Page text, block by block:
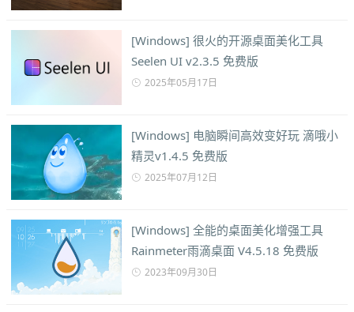
[Windows] 很火的开源桌面美化工具
Seelen UI v2.3.5 免费版
2025年05月17日
[Windows] 电脑瞬间高效变好玩 滴哦小
精灵v1.4.5 免费版
2025年07月12日
[Windows] 全能的桌面美化增强工具
Rainmeter雨滴桌面 V4.5.18 免费版
2023年09月30日